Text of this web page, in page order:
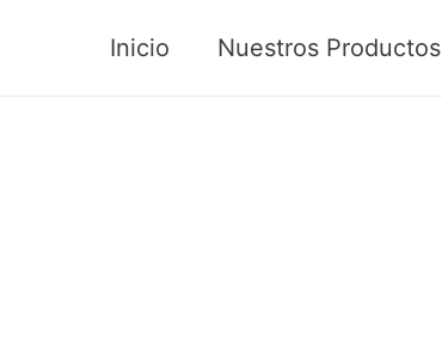
Inicio Nuestros Productos